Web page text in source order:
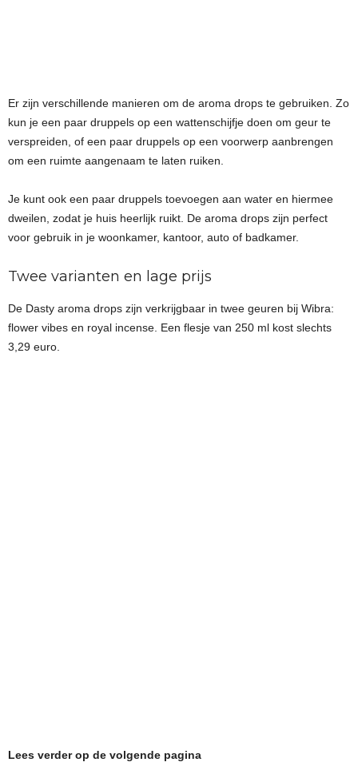
Er zijn verschillende manieren om de aroma drops te gebruiken. Zo
kun je een paar druppels op een wattenschijfje doen om geur te
verspreiden, of een paar druppels op een voorwerp aanbrengen
om een ruimte aangenaam te laten ruiken.
Je kunt ook een paar druppels toevoegen aan water en hiermee
dweilen, zodat je huis heerlijk ruikt. De aroma drops zijn perfect
voor gebruik in je woonkamer, kantoor, auto of badkamer.
Twee varianten en lage prijs
De Dasty aroma drops zijn verkrijgbaar in twee geuren bij Wibra:
flower vibes en royal incense. Een flesje van 250 ml kost slechts
3,29 euro.
Lees verder op de volgende pagina